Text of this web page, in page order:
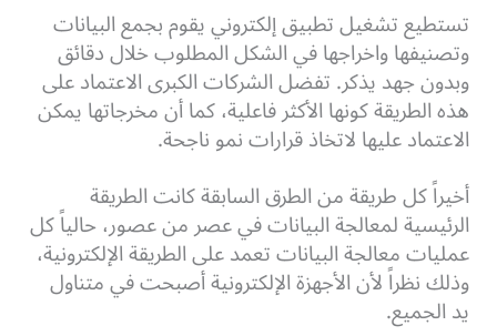
تستطيع تشغيل تطبيق إلكتروني يقوم بجمع البيانات
وتصنيفها واخراجها في الشكل المطلوب خلال دقائق
وبدون جهد يذكر. تفضل الشركات الكبرى الاعتماد على
هذه الطريقة كونها الأكثر فاعلية، كما أن مخرجاتها يمكن
الاعتماد عليها لاتخاذ قرارات نمو ناجحة.
أخيراً كل طريقة من الطرق السابقة كانت الطريقة
الرئيسية لمعالجة البيانات في عصر من عصور، حالياً كل
عمليات معالجة البيانات تعمد على الطريقة الإلكترونية،
وذلك نظراً لأن الأجهزة الإلكترونية أصبحت في متناول
يد الجميع.